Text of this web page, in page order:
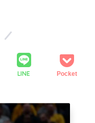
LINE Pocket